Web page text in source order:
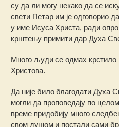
су да ли могу некако да се
свети Петар им је одговорио
у име Исуса Христа, ради
крштењу примити дар Духа
Много људи се одмах крстило
Христова.
Да није било благодати Духа
могли да проповедају по
време придобију много
свом душом и постали сами